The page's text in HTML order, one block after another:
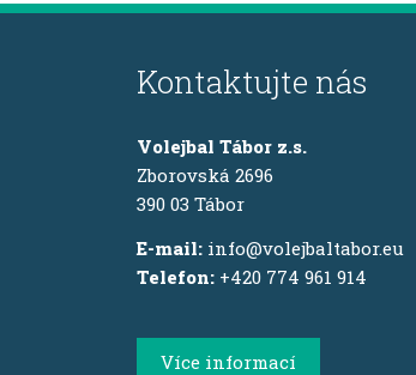
Kontaktujte nás
Volejbal Tábor z.s.
Zborovská 2696
390 03 Tábor
E-mail: info@volejbaltabor.eu
Telefon: +420 774 961 914
Více informací